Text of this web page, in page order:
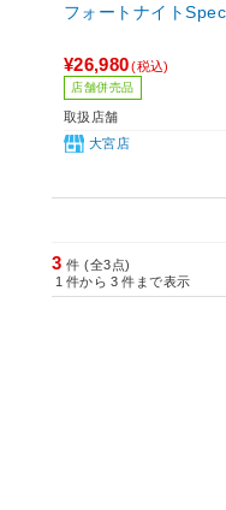
フォートナイト
¥26,980(税込)
店舗併売品
取扱店舗
大宮店
3 件 (全3点)
1 件から 3 件まで表示